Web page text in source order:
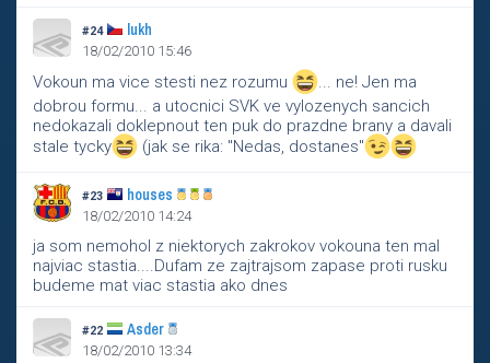
#24 lukh
18/02/2010 15:46
Vokoun ma vice stesti nez rozumu
... ne! Jen ma
dobrou formu... a utocnici SVK ve vylozenych sancich
nedokazali doklepnout ten puk do prazdne brany a davali
stale tycky
(jak se rika: "Nedas, dostanes"
#23 houses
18/02/2010 14:24
ja som nemohol z niektorych zakrokov vokouna ten mal
najviac stastia....Dufam ze zajtrajsom zapase proti rusku
budeme mat viac stastia ako dnes
#22 Asder
18/02/2010 13:34